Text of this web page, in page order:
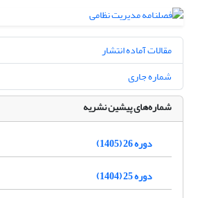
مقالات آماده انتشار
شماره جاری
شماره‌های پیشین نشریه
دوره 26 (1405)
دوره 25 (1404)